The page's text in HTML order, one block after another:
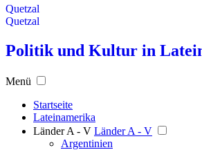
Quetzal
Quetzal
Politik und Kultur in
Menü
Startseite
Lateinamerika
Länder A - V Länder A - V
Argentinien